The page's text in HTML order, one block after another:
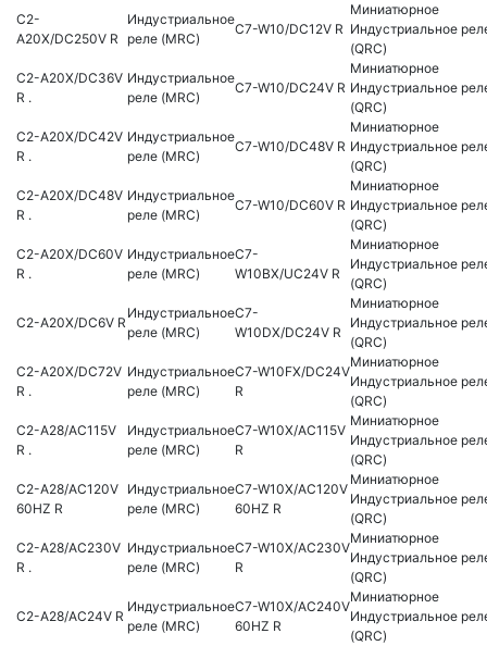
C2-
A20X/DC250V R
Индустриальное
реле (MRC)
C7-W10/DC12V R
Миниатюрное
Индустриальное
(QRC)
C2-A20X/DC36V
R .
Индустриальное
реле (MRC)
C7-W10/DC24V R
Миниатюрное
Индустриальное
(QRC)
C2-A20X/DC42V
R .
Индустриальное
реле (MRC)
C7-W10/DC48V R
Миниатюрное
Индустриальное
(QRC)
C2-A20X/DC48V
R .
Индустриальное
реле (MRC)
C7-W10/DC60V R
Миниатюрное
Индустриальное
(QRC)
C2-A20X/DC60V
R .
Индустриальное
реле (MRC)
C7-
W10BX/UC24V R
Миниатюрное
Индустриальное
(QRC)
C2-A20X/DC6V R
Индустриальное
реле (MRC)
C7-
W10DX/DC24V R
Миниатюрное
Индустриальное
(QRC)
C2-A20X/DC72V
R .
Индустриальное
реле (MRC)
C7-W10FX/DC24V
R
Миниатюрное
Индустриальное
(QRC)
C2-A28/AC115V
R .
Индустриальное
реле (MRC)
C7-W10X/AC115V
R
Миниатюрное
Индустриальное
(QRC)
C2-A28/AC120V
60HZ R
Индустриальное
реле (MRC)
C7-W10X/AC120V
60HZ R
Миниатюрное
Индустриальное
(QRC)
C2-A28/AC230V
R .
Индустриальное
реле (MRC)
C7-W10X/AC230V
R
Миниатюрное
Индустриальное
(QRC)
C2-A28/AC24V R
Индустриальное
реле (MRC)
C7-W10X/AC240V
60HZ R
Миниатюрное
Индустриальное
(QRC)